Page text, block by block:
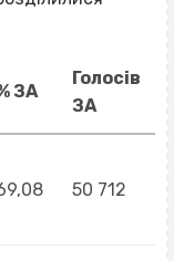
ЗА
Голосів
ЗА
50 712